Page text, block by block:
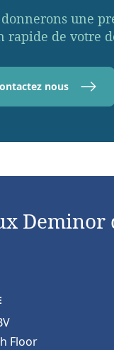
donnerons une
rapide de votre
nous
Deminor
Floor